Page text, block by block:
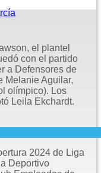
el plantel
con el partido
a Defensores de
Melanie Aguilar,
olímpico). Los
Leila Ekchardt.
2024 de Liga
Deportivo